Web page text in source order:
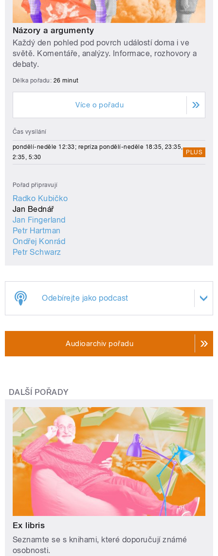
Názory a argumenty
Každý den pohled pod povrch událostí doma i ve
světě. Komentáře, analýzy. Informace, rozhovory a
debaty.
Délka pořadu: 26 minut
Více o pořadu
Čas vysílání
pondělí-neděle 12:33; repríza pondělí-neděle 18:35, 23:35,
2:35, 5:30
PLUS
Pořad připravují
Radko Kubičko
Jan Bednář
Jan Fingerland
Petr Hartman
Ondřej Konrád
Petr Schwarz
Odebírejte jako podcast
Audioarchiv pořadu
DALŠÍ POŘADY
Ex libris
Seznamte se s knihami, které doporučují známé
osobnosti.